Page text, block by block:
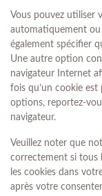
Vous pouvez utiliser
automatiquement ou
également spécifier
Une autre option
navigateur Internet
fois qu’un cookie est
options, reportez-
navigateur.
Veuillez noter que
correctement si tous
les cookies dans
après votre